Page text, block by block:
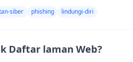
siber phishing lindungi-diri
Daftar laman Web?